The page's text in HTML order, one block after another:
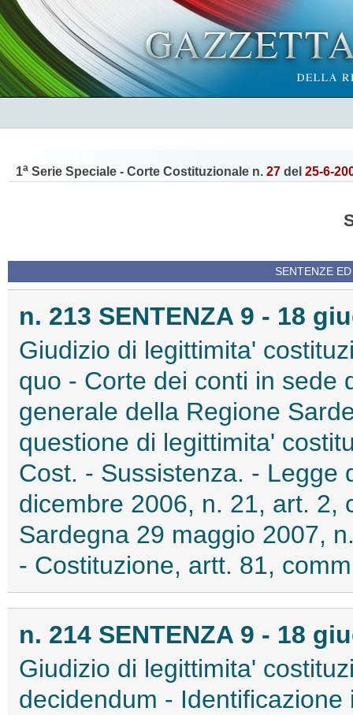
1a Serie Speciale - Corte Costituzionale n. 27 del 25-6-
SENTENZE
n. 213 SENTENZA 9 - 18
Giudizio di legittimita'
quo - Corte dei conti in sede
generale della Regione
questione di legittimita'
Cost. - Sussistenza. - Legge
dicembre 2006, n. 21, art. 2,
Sardegna 29 maggio 2007,
- Costituzione, artt. 81,
n. 214 SENTENZA 9 - 18
Giudizio di legittimita'
decidendum -